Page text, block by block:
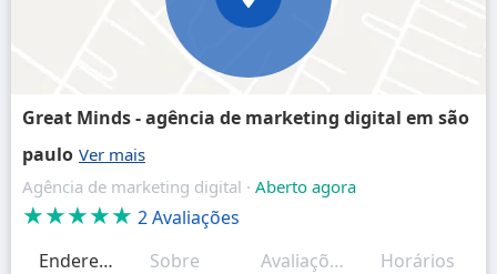
Great Minds - agência de marketing digital em são
paulo
Agência de marketing digital · Aberto agora
★★★★★ 2 Avaliações
Endereço
Sobre Avaliações (resumo)
Horários